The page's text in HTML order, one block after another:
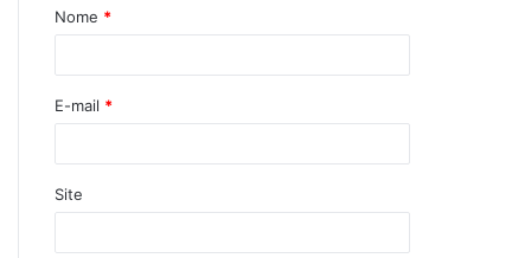
Nome *
E-mail *
Site